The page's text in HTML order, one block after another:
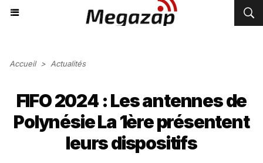
Accueil > Actualités
FIFO 2024 : Les antennes de
Polynésie La 1ère présentent
leurs dispositifs